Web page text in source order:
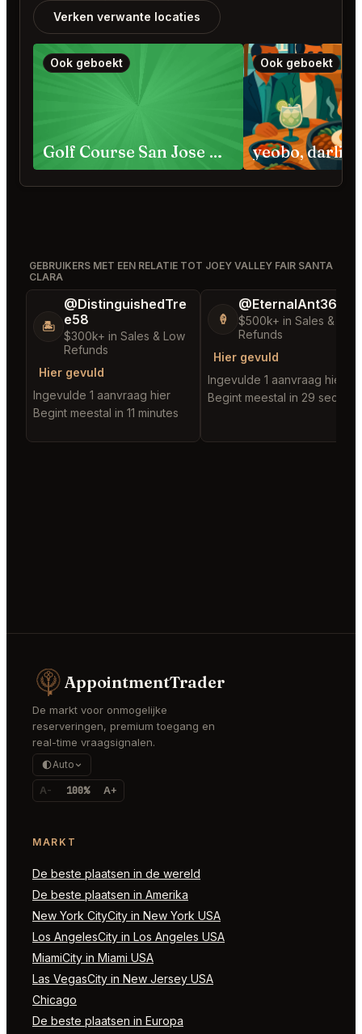
Verken verwante locaties
Ook geboekt
Golf Course San Jose Requests
Ook geboekt
GEBRUIKERS MET EEN RELATIE TOT JOEY VALLEY FAIR SANTA
CLARA
🏝️
@DistinguishedTre
e58
$300k+ in Sales & Low
Refunds
Hier gevuld
Ingevulde 1 aanvraag hier
Begint meestal in 11 minutes
🍦
@EternalAnt36
$500k+ in Sales & Low
Refunds
Hier gevuld
Ingevulde 1 aanvraag hier
Begint meestal in 29
AppointmentTrader
De markt voor onmogelijke
reserveringen, premium toegang en
real-time vraagsignalen.
Auto
A- 100% A+
MARKT
De beste plaatsen in de wereld
De beste plaatsen in Amerika
New York CityCity in New York USA
Los AngelesCity in Los Angeles USA
MiamiCity in Miami USA
Las VegasCity in New Jersey USA
Chicago
De beste plaatsen in Europa